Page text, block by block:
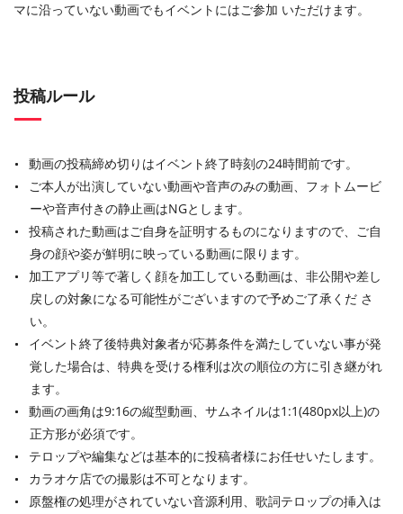
マに沿っていない動画でもイベントにはご参加 いただけます。
投稿ルール
動画の投稿締め切りはイベント終了時刻の24時間前です。
ご本人が出演していない動画や音声のみの動画、フォトムービ
ーや音声付きの静止画はNGとします。
投稿された動画はご自身を証明するものになりますので、ご自
身の顔や姿が鮮明に映っている動画に限ります。
加工アプリ等で著しく顔を加工している動画は、非公開や差し
戻しの対象になる可能性がございますので予めご了承くだ さ
い。
イベント終了後特典対象者が応募条件を満たしていない事が発
覚した場合は、特典を受ける権利は次の順位の方に引き継がれ
ます。
動画の画角は9:16の縦型動画、サムネイルは1:1(480px以上)の
正方形が必須です。
テロップや編集などは基本的に投稿者様にお任せいたします。
カラオケ店での撮影は不可となります。
原盤権の処理がされていない音源利用、歌詞テロップの挿入は